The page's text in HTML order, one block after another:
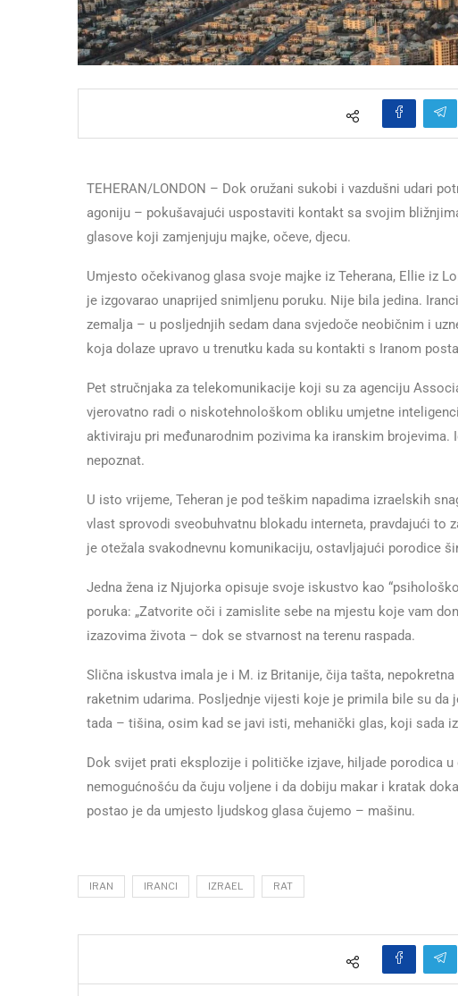
TEHERAN/LONDON – Dok oružani sukobi i vazdušni udari
agoniju – pokušavajući uspostaviti kontakt sa svojim
glasove koji zamjenjuju majke, očeve, djecu.
Umjesto očekivanog glasa svoje majke iz Teherana, Ellie iz
je izgovarao unaprijed snimljenu poruku. Nije bila jedina.
zemalja – u posljednjih sedam dana svjedoče neobičnim i
koja dolaze upravo u trenutku kada su kontakti s Iranom
Pet stručnjaka za telekomunikacije koji su za agenciju
vjerovatno radi o niskotehnološkom obliku umjetne
aktiviraju pri međunarodnim pozivima ka iranskim
nepoznat.
U isto vrijeme, Teheran je pod teškim napadima izraelskih
vlast sprovodi sveobuhvatnu blokadu interneta, pravdajući to
je otežala svakodnevnu komunikaciju, ostavljajući porodice
Jedna žena iz Njujorka opisuje svoje iskustvo kao
poruka: „Zatvorite oči i zamislite sebe na mjestu koje vam
izazovima života – dok se stvarnost na terenu raspada.
Slična iskustva imala je i M. iz Britanije, čija tašta,
raketnim udarima. Posljednje vijesti koje je primila bile su da
tada – tišina, osim kad se javi isti, mehanički glas, koji sada
Dok svijet prati eksplozije i političke izjave, hiljade porodica
nemogućnošću da čuju voljene i da dobiju makar i kratak
postao je da umjesto ljudskog glasa čujemo – mašinu.
IRAN IRANCI IZRAEL RAT